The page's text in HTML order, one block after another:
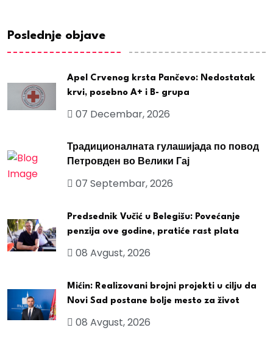
Poslednje objave
Apel Crvenog krsta Pančevo: Nedostatak
krvi, posebno A+ i B- grupa
07 Decembar, 2026
Традиционалната гулашијада по повод
Петровден во Велики Гај
07 Septembar, 2026
Predsednik Vučić u Belegišu: Povećanje
penzija ove godine, pratiće rast plata
08 Avgust, 2026
Mićin: Realizovani brojni projekti u cilju da
Novi Sad postane bolje mesto za život
08 Avgust, 2026